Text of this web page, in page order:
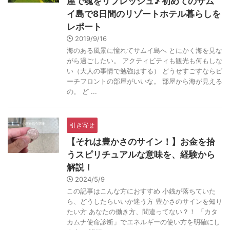
イ島で8日間のリゾートホテル暮らしを
レポート
2019/9/16
海のある風景に憧れてサムイ島へ とにかく海を見な
がら過ごしたい。 アクティビティも観光も何もしな
い（大人の事情で勉強はする） どうせすごすならビ
ーチフロントの部屋がいいな。 部屋から海が見える
の。 ど ...
引き寄せ
【それは豊かさのサイン！】お金を拾
うスピリチュアルな意味を、経験から
解説！
2024/5/9
この記事はこんな方におすすめ 小銭が落ちていた
ら、どうしたらいいか迷う方 豊かさのサインを知り
たい方 あなたの働き方、間違ってない？！ 「カタ
カムナ使命診断」でエネルギーの使い方を明確にし